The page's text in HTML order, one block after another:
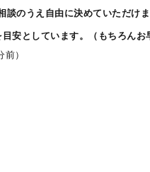
談のうえ自由に決めていただけ
安としています。（もちろんお
）